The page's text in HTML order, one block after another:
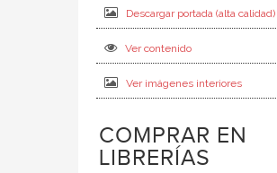
Descargar portada (alta calidad)
Ver contenido
Ver imágenes interiores
COMPRAR EN
LIBRERÍAS